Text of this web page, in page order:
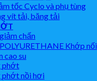
tốc Cyclo và phụ tùng
vít tải, băng tải
chấn
Khớp nối
cao su
phớt
phớt nồi hơi